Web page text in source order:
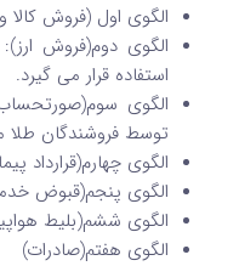
الگوی اول (فروش
الگوی دوم(فروش
استفاده قرار می گیرد.
الگوی سوم(صورتحساب
توسط فروشندگان طلا
الگوی چهارم(قرارداد
الگوی پنجم(قبوض
الگوی ششم(بلیط
الگوی هفتم(صادرات)